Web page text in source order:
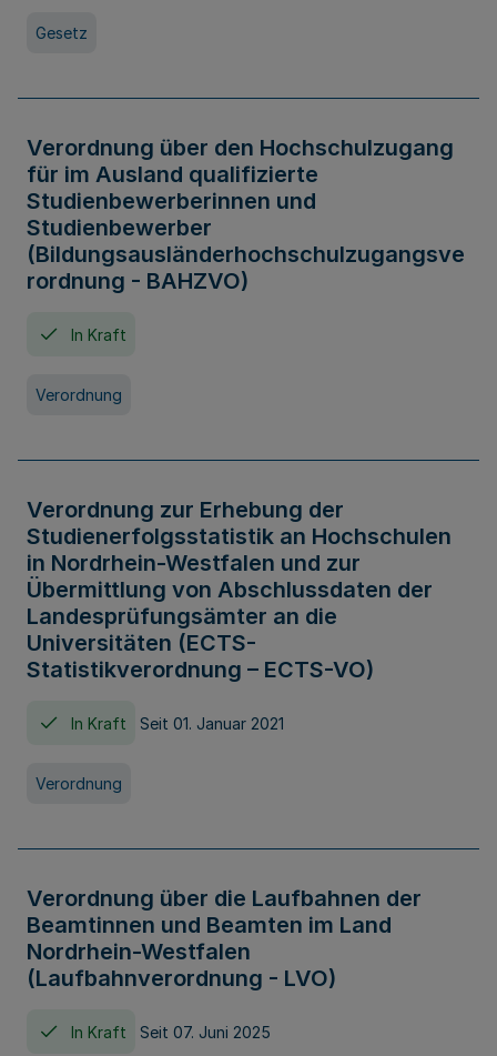
Gesetz
Verordnung über den Hochschulzugang
für im Ausland qualifizierte
Studienbewerberinnen und
Studienbewerber
(Bildungsausländerhochschulzugangsve
rordnung - BAHZVO)
In Kraft
Verordnung
Verordnung zur Erhebung der
Studienerfolgsstatistik an Hochschulen
in Nordrhein-Westfalen und zur
Übermittlung von Abschlussdaten der
Landesprüfungsämter an die
Universitäten (ECTS-
Statistikverordnung – ECTS-VO)
In Kraft Seit 01. Januar 2021
Verordnung
Verordnung über die Laufbahnen der
Beamtinnen und Beamten im Land
Nordrhein-Westfalen
(Laufbahnverordnung - LVO)
In Kraft Seit 07. Juni 2025